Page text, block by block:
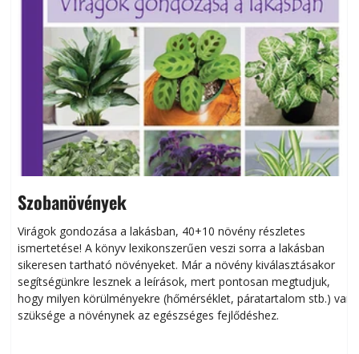
Szobanövények
Virágok gondozása a lakásban, 40+10 növény részletes
ismertetése! A könyv lexikonszerűen veszi sorra a lakásban
sikeresen tart­ha­tó növényeket. Már a növény kiválasztásakor
segítségünkre lesznek a leírások, mert pontosan megtudjuk,
hogy milyen körülményekre (hőmérséklet, páratartalom stb.) van
szüksége a növénynek az egészséges fejlődéshez.